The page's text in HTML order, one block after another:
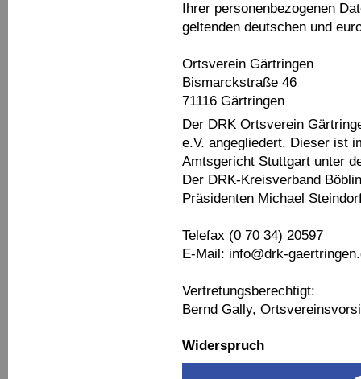
Ihrer personenbezogenen
geltenden deutschen und
Ortsverein Gärtringen
Bismarckstraße 46
71116 Gärtringen
Der DRK Ortsverein
e.V. angegliedert. Dieser ist
Amtsgericht Stuttgart unter
Der DRK-Kreisverband
Präsidenten Michael
Telefax (0 70 34) 20597
E-Mail: info@drk-
Vertretungsberechtigt:
Bernd Gally,
Widerspruch